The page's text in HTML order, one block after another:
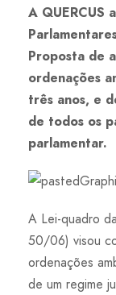
A QUERCUS
Proposta de
ordenações
três anos, e
de todos os
parlamentar.
A Lei-quadro
50/06) visou
ordenações
de um regime